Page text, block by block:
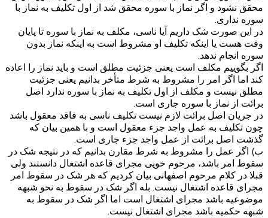
محقق نشود و اگر نماز با سوره محقق شد از اول تکلیف به نماز با
سوره نداری.
در این صورت شک داریم آیا ناسی، مکلف به نماز با سوره تا پایان
وقت هست یا اینکه تکلیف او مشروط است به اینکه نماز بدون
سوره انجام ندهد.
اگر بگوییم مکلف است یعنی جزئیت مطلق است و باید نماز را اعاده
کند اما اگر امر را مشروط به شرط متأخر بدانیم یعنی جزئیت
مطلق نیست و مکلف از اول تکلیف به نماز با سوره ندارد اصل
برائت از نماز با سوره جاری است.
در جریان اصل برائت لازم نیست تکلیف ناسی به فاقد معقول باشد
چون تکلیف به عمل واجد جزء معقول است و با همین بیان که
گذشت اصل برائت از عمل واجد جزء جاری است.
ب) اگر عمل را مشروط به شرط مقارن بدانیم که در نتیجه شک در
سقوط امر باشد، مرحوم خویی مجرای قاعده اشتغال دانستند ولی
قبلا در کلام مرحوم اصفهانی بیان کردیم که هر شک در سقوط امر
مجرای قاعده اشتغال نیست. بله اگر شک در سقوط به نحو شبهه
موضوعیه باشد مجرای اشتغال است اما اگر شک در سقوط به
شبهه حکمیه باشد مجرای اشتغال نیست.